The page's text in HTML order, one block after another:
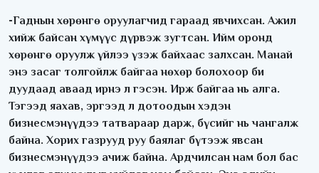
-Гаднын хөрөнгө оруулагчид гараад явчихсан. Ажил
хийж байсан хүмүүс дүрвэж зугтсан. Ийм оронд
хөрөнгө оруулж үйлээ үзэж байхаас залхсан. Манай
энэ засаг толгойлж байгаа нөхөр болохоор би
дуудаад аваад ирнэ л гэсэн. Ирж байгаа нь алга.
Тэгээд яахав, эргээд л дотоодын хэдэн
бизнесмэнүүдээ татвараар дарж, бүсийг нь чангалж
байна. Хорих газрууд руу баялаг бүтээж явсан
бизнесмэнүүдээ ачиж байна. Ардчилсан нам бол бас